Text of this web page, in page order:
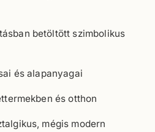
betöltött szimbolikus
és alapanyagai
és otthon
mégis modern